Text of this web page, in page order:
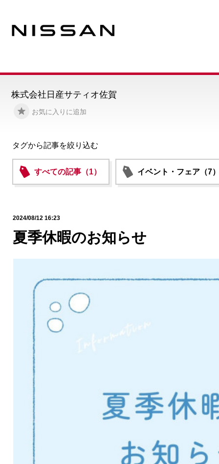
お気に入りに追加
株式会社日産サティオ佐賀
タグから記事を絞り込む
すべての記事（1） イベント・フェア（7
2024/08/12 16:23
夏季休暇のお知らせ